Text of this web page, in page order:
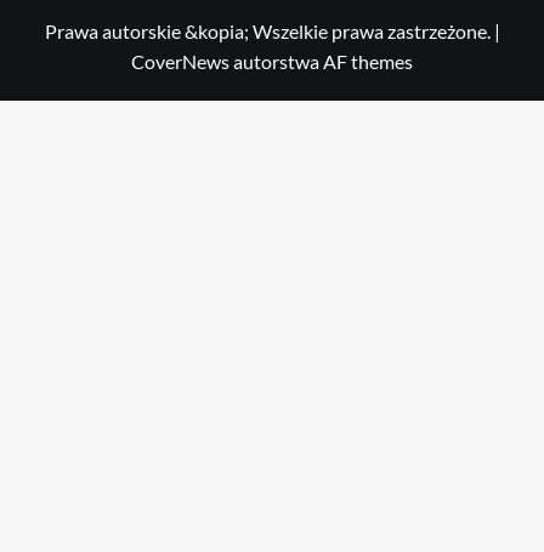
Prawa autorskie &kopia; Wszelkie prawa zastrzeżone. |
CoverNewsautorstwa AF themes